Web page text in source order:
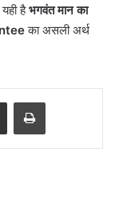
हैभगवंत मान का
का असली अर्थ
Share via Email Print